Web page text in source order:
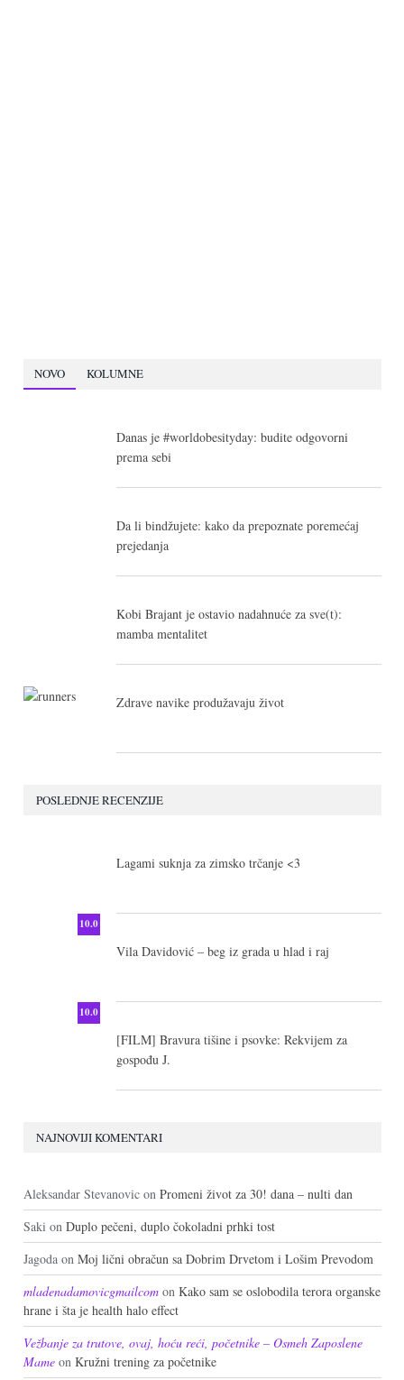
NOVO KOLUMNE
Danas je #worldobesityday: budite odgovorni
prema sebi
Da li bindžujete: kako da prepoznate poremećaj
prejedanja
Kobi Brajant je ostavio nadahnuće za sve(t):
mamba mentalitet
Zdrave navike produžavaju život
POSLEDNJE RECENZIJE
Lagami suknja za zimsko trčanje <3
10.0
Vila Davidović – beg iz grada u hlad i raj
10.0
[FILM] Bravura tišine i psovke: Rekvijem za
gospođu J.
NAJNOVIJI KOMENTARI
Aleksandar Stevanovic on Promeni život za 30! dana – nulti dan
Saki on Duplo pečeni, duplo čokoladni prhki tost
Jagoda on Moj lični obračun sa Dobrim Drvetom i Lošim Prevodom
mladenadamovicgmailcom on Kako sam se oslobodila terora organske
hrane i šta je health halo effect
Vežbanje za trutove, ovaj, hoću reći, početnike – Osmeh Zaposlene
Mame on Kružni trening za početnike